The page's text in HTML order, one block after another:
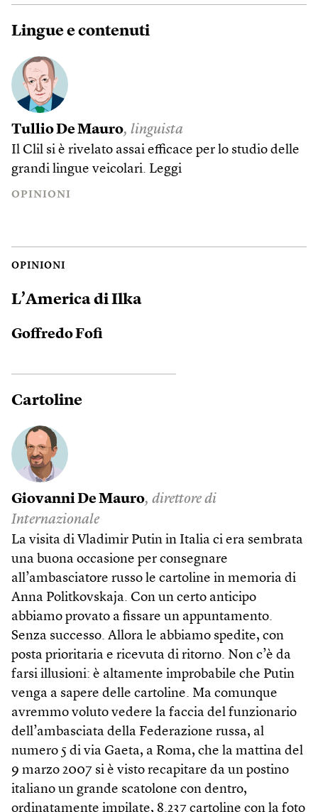
Lingue e contenuti
Tullio De Mauro, linguista
Il Clil si è rivelato assai efficace per lo studio delle
grandi lingue veicolari. Leggi
OPINIONI
OPINIONI
L’America di Ilka
Goffredo Fofi
Cartoline
Giovanni De Mauro, direttore di
Internazionale
La visita di Vladimir Putin in Italia ci era sembrata
una buona occasione per consegnare
all’ambasciatore russo le cartoline in memoria di
Anna Politkovskaja. Con un certo anticipo
abbiamo provato a fissare un appuntamento.
Senza successo. Allora le abbiamo spedite, con
posta prioritaria e ricevuta di ritorno. Non c’è da
farsi illusioni: è altamente improbabile che Putin
venga a sapere delle cartoline. Ma comunque
avremmo voluto vedere la faccia del funzionario
dell’ambasciata della Federazione russa, al
numero 5 di via Gaeta, a Roma, che la mattina del
9 marzo 2007 si è visto recapitare da un postino
italiano un grande scatolone con dentro,
ordinatamente impilate, 8.237 cartoline con la foto